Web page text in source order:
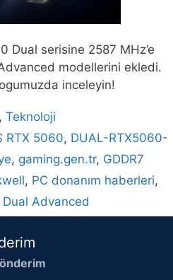
Dual serisine 2587 MHz’e
modellerini ekledi.
inceleyin!
,Teknoloji
RTX 5060, DUAL-RTX5060-
, gaming.gen.tr, GDDR7
, PC donanım haberleri,
Advanced